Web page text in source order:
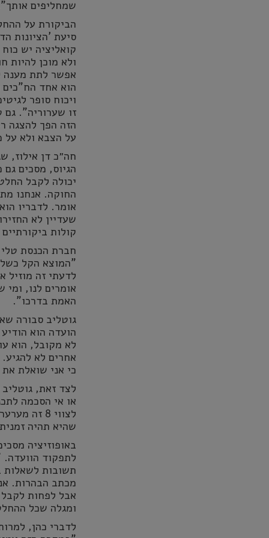
שמחליפים אותך"
הביקורת על
סיעת 'הציונות
קואליציה יש
ולא מוכן להיות
אפשר לתת מענה
הוא אחד הח"כים
ויכוח סופר
זו שערוריה".
הזה הפך להצגה
על הצבא ולא על
חה״כ דן אילוז,
הגיוס, מסכים
יכולה לקבל
החוקה. אנחנו
אומר. לדבריו
שעדיין לא
קולות
חברת הכנסת
"המוצא הקל
לדעתי זה מוזיל
אומרים לנו, ומי
האמת בדרכו".
גוטליב סבורה
הועדה הוא
לא מקובל, הוא
אחרים לא להגיע.
כי אני שואלת
לצד זאת,
או אי הסכמה
לצווי
זה
שהיא תהיה
באופוזיציה
לתפקוד
תשובות לשאלות
מכתב הבהרות.
אבל לפחות
ומגלה שכל
לדברי כהן,